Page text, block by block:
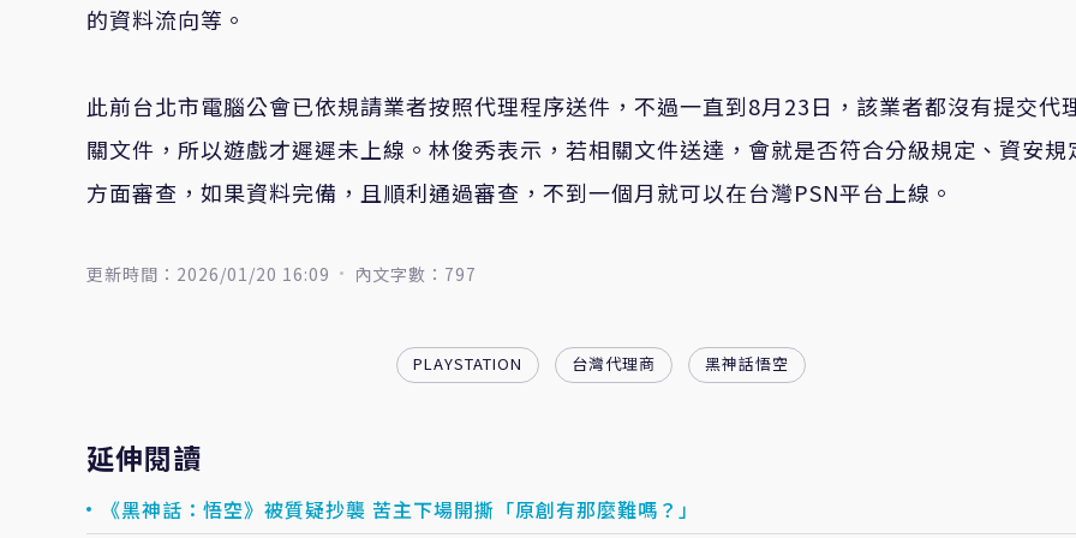
的資料流向等。
此前台北市電腦公會已依規請業者按照代理程序送件，不過一直到8月23日，該業者都沒有提交代
關文件，所以遊戲才遲遲未上線。林俊秀表示，若相關文件送達，會就是否符合分級規定、資安規
方面審查，如果資料完備，且順利通過審查，不到一個月就可以在台灣PSN平台上線。
更新時間：2026/01/20 16:09 內文字數：797
PLAYSTATION 台灣代理商 黑神話悟空
延伸閱讀
《黑神話：悟空》被質疑抄襲 苦主下場開撕「原創有那麼難嗎？」